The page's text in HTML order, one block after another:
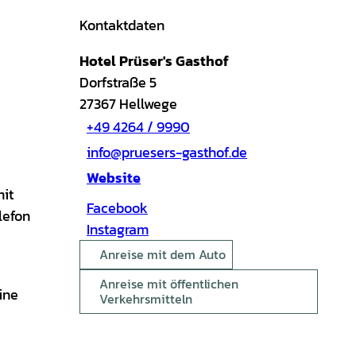
Kontaktdaten
Hotel Prüser's Gasthof
Dorfstraße 5
27367Hellwege
+49 4264 / 9990
info@pruesers-gasthof.de
Website
Facebook
Instagram
Anreise mit dem Auto
Anreise mit öffentlichen
Verkehrsmitteln